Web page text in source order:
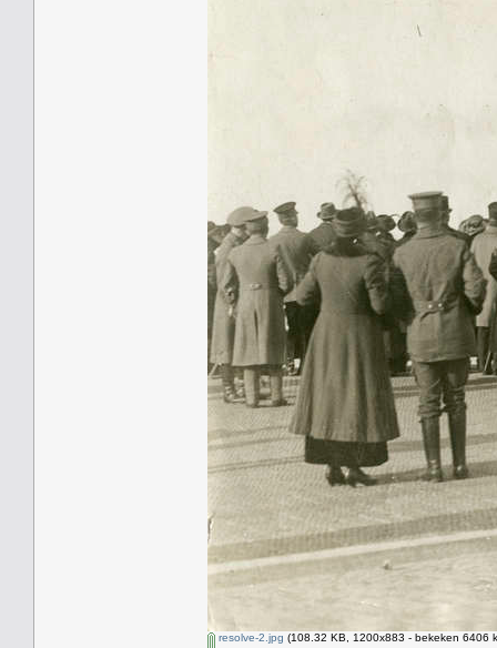
resolve-2.jpg (108.32 KB, 1200x883 - bekeken 6406